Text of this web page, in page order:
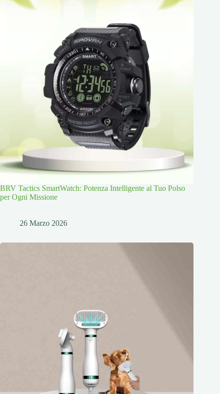
BRV Tactics SmartWatch: Potenza Intelligente al Tuo Polso
per Ogni Missione
26 Marzo 2026